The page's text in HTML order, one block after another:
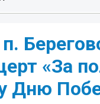
«За
Дню